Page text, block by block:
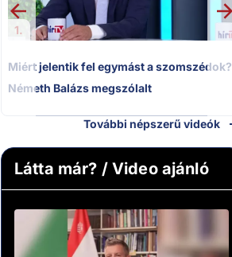
1.
Miért jelentik fel egymást a szomszédok?
Németh Balázs megszólalt
További népszerű videók
Látta már? / Video ajánló